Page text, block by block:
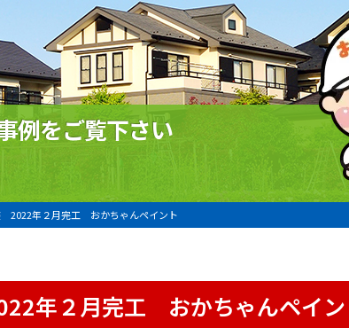
例をご覧下さい
年２月完工 おかちゃんペイント
年２月完工 おかちゃんペイ